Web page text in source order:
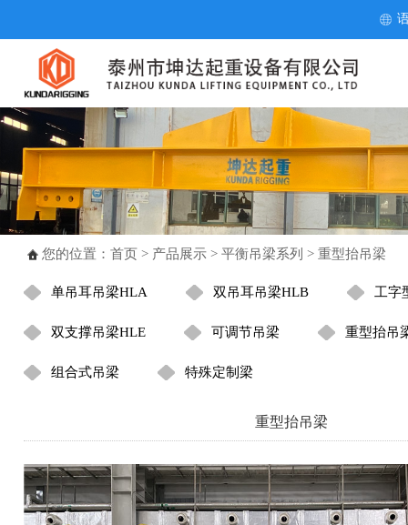
您的位置： 首页> 产品展示> 平衡吊梁系列 > 重型抬吊梁
单吊耳吊梁HLA 双吊耳吊梁HLB 工字
双支撑吊梁HLE 可调节吊梁 重型抬吊
组合式吊梁 特殊定制梁
重型抬吊梁